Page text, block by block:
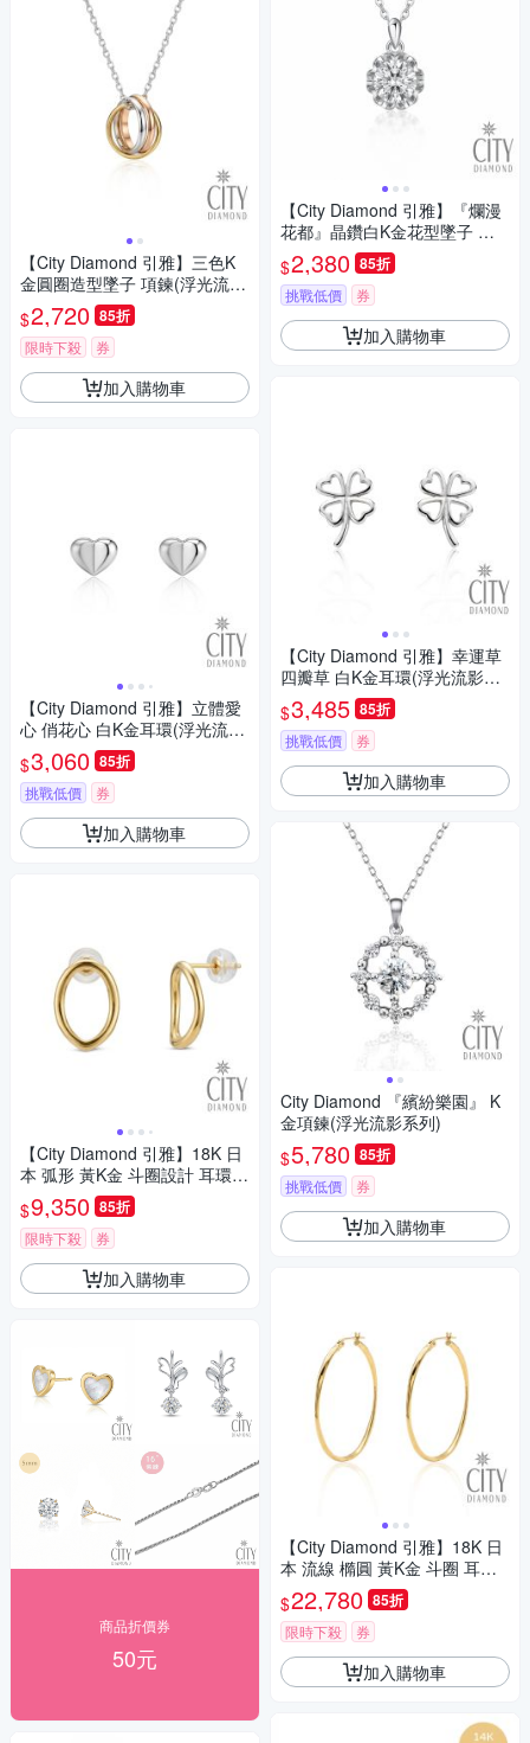
【City Diamond 引雅】三色K
金圓圈造型墜子 項鍊(浮光流影
系列)
$2,720 85折
限時下殺 券
加入購物車
【City Diamond 引雅】立體愛
心 俏花心 白K金耳環(浮光流影
系列)
$3,060 85折
挑戰低價 券
加入購物車
【City Diamond 引雅】18K 日
本 弧形 黃K金 斗圈設計 耳環
(東京Yuki系列)
$9,350 85折
限時下殺 券
加入購物車
商品折價券
50元
【City Diamond 引雅】『爛漫
花都』晶鑽白K金花型墜子 項
鍊(浮光流影系列)
$2,380 85折
挑戰低價 券
加入購物車
【City Diamond 引雅】幸運草
四瓣草 白K金耳環(浮光流影系
列)
$3,485 85折
挑戰低價 券
加入購物車
City Diamond 『繽紛樂園』 K
金項鍊(浮光流影系列)
$5,780 85折
挑戰低價 券
加入購物車
【City Diamond 引雅】18K 日
本 流線 橢圓 黃K金 斗圈 耳環
(東京Yuki系列)
$22,780 85折
限時下殺 券
加入購物車